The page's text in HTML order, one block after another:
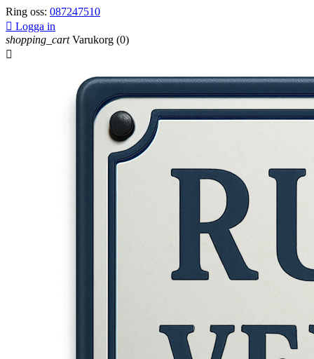
Ring oss: 087247510
 Logga in
shopping_cart Varukorg (0)
